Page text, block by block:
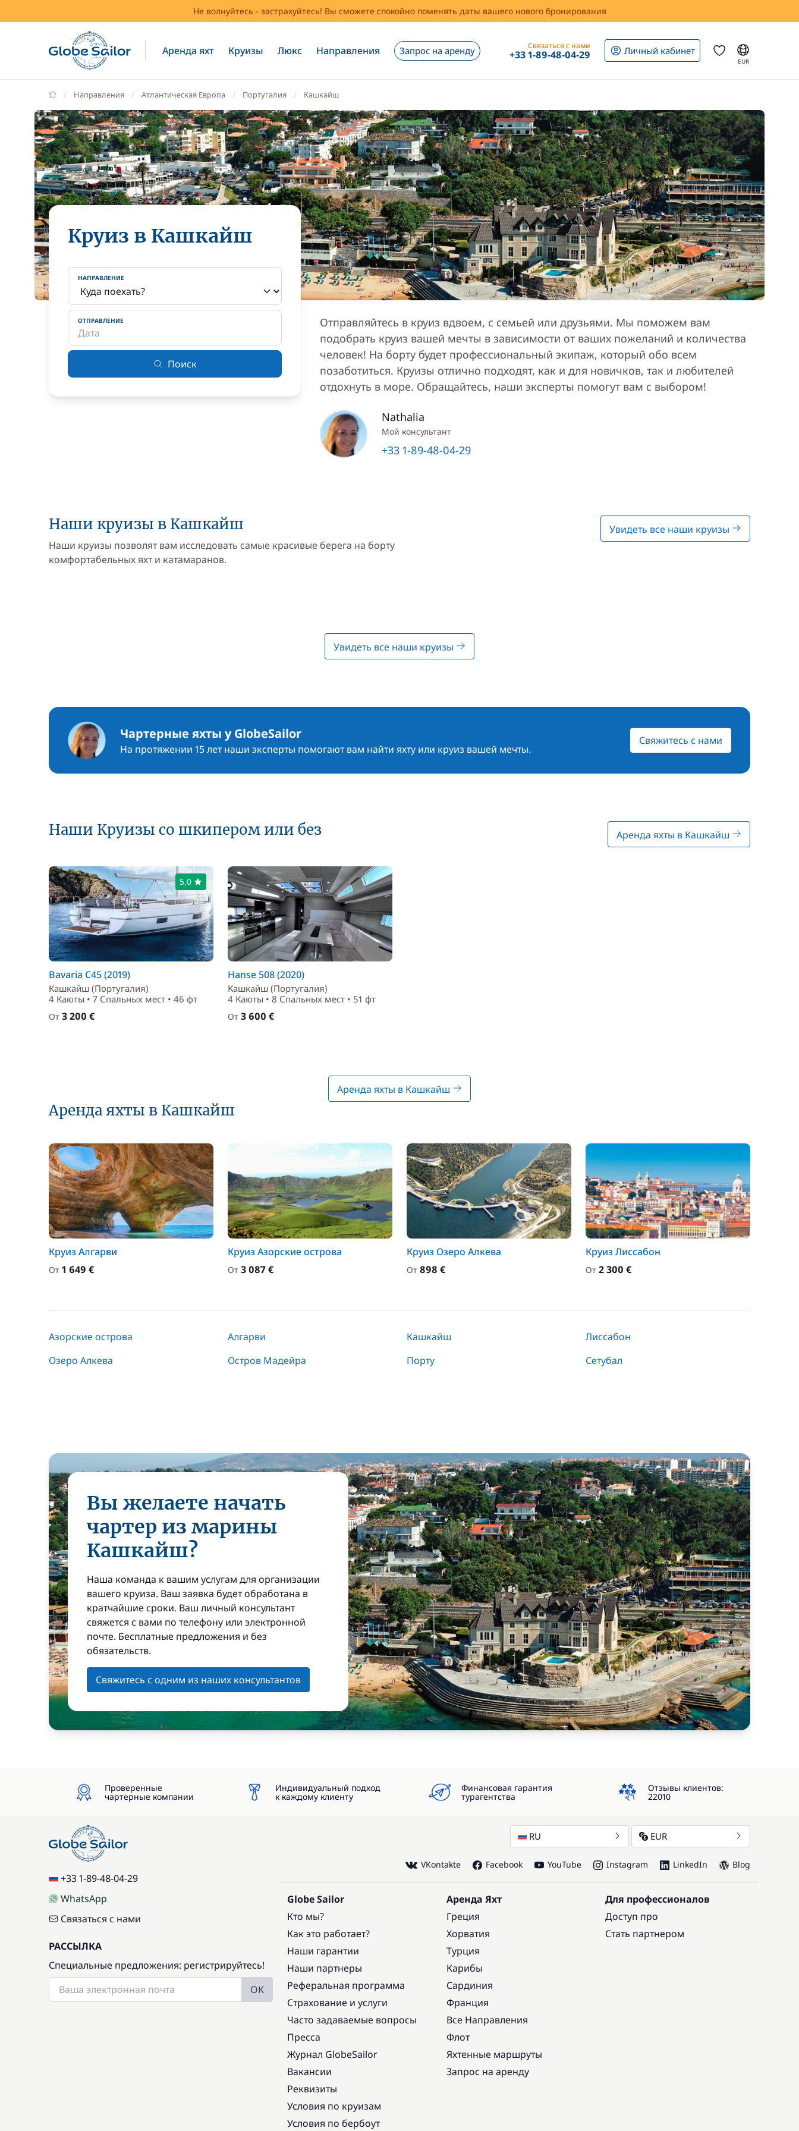
Не волнуйтесь - застрахуйтесь! Вы сможете спокойно поменять даты вашего нового бронирования
Аренда яхт Круизы Люкс Направления Запрос на аренду Связаться с нами
+33 1-89-48-04-29 Личный кабинет
EUR
GlobeSailor
Направления Атлантическая Европа Португалия Кашкайш
Круиз в Кашкайш
НАПРАВЛЕНИЕ
ОТПРАВЛЕНИЕ
Поиск
Отправляйтесь в круиз вдвоем, с семьей или друзьями. Мы поможем вам
подобрать круиз вашей мечты в зависимости от ваших пожеланий и количества
человек! На борту будет профессиональный экипаж, который обо всем
позаботиться. Круизы отлично подходят, как и для новичков, так и любителей
отдохнуть в море. Обращайтесь, наши эксперты помогут вам с выбором!
Nathalia
Мой консультант
+33 1-89-48-04-29
Наши круизы в Кашкайш
Наши круизы позволят вам исследовать самые красивые берега на борту
комфортабельных яхт и катамаранов.
Увидеть все наши круизы
Увидеть все наши круизы
Чартерные яхты у GlobeSailor
На протяжении 15 лет наши эксперты помогают вам найти яхту или круиз вашей мечты.
Свяжитесь с нами
Наши Круизы со шкипером или без Аренда яхты в Кашкайш
5,0
Bavaria C45 (2019)
Кашкайш (Португалия)
4 Каюты • 7 Спальныx мест • 46 фт
От 3 200 €
Hanse 508 (2020)
Кашкайш (Португалия)
4 Каюты • 8 Спальныx мест • 51 фт
От 3 600 €
Аренда яхты в Кашкайш
Аренда яхты в Кашкайш
Круиз Алгарви
От 1 649 €
Круиз Азорские острова
От 3 087 €
Круиз Озеро Алкева
От 898 €
Круиз Лиссабон
От 2 300 €
Азорские острова Алгарви Кашкайш
Лиссабон
Озеро Алкева
Остров Мадейра Порту Сетубал
Вы желаете начать
чартер из марины
Кашкайш?
Наша команда к вашим услугам для организации
вашего круиза. Ваш заявка будет обработана в
кратчайшие сроки. Ваш личный консультант
свяжется с вами по телефону или электронной
почте. Бесплатные предложения и без
обязательств.
Свяжитесь с одним из наших консультантов
Проверенные
чартерные компании
Индивидуальный подход
к каждому клиенту
Финансовая гарантия
турагентства
4.3
Отзывы клиентов:
22010
+33 1-89-48-04-29
WhatsApp
Связаться с нами
РАССЫЛКА
Специальные предложения: регистрируйтесь!
OK
RU EUR
VKontakte Facebook YouTube Instagram LinkedIn Blog
Globe Sailor
Кто мы?
Как это работает?
Наши гарантии
Наши партнеры
Реферальная программа
Страхование и услуги
Часто задаваемые вопросы
Пресса
Журнал GlobeSailor
Вакансии
Реквизиты
Условия по круизам
Условия по бербоут
Аренда Яхт
Греция
Хорватия
Турция
Карибы
Сардиния
Франция
Все Направления
Флот
Яхтенные маршруты
Запрос на аренду
Для профессионалов
Доступ про
Стать партнером